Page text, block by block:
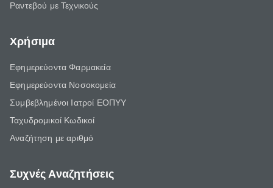
Ραντεβού με Τεχνικούς
Χρήσιμα
Εφημερεύοντα Φαρμακεία
Εφημερεύοντα Νοσοκομεία
Συμβεβλημένοι Ιατροί ΕΟΠΥΥ
Ταχυδρομικοί Κωδικοί
Αναζήτηση με αριθμό
Συχνές Αναζητήσεις